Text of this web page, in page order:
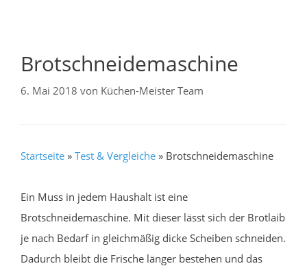
Brotschneidemaschine
6. Mai 2018 von Küchen-Meister Team
Startseite » Test & Vergleiche » Brotschneidemaschine
Ein Muss in jedem Haushalt ist eine
Brotschneidemaschine. Mit dieser lässt sich der Brotlaib
je nach Bedarf in gleichmäßig dicke Scheiben schneiden.
Dadurch bleibt die Frische länger bestehen und das